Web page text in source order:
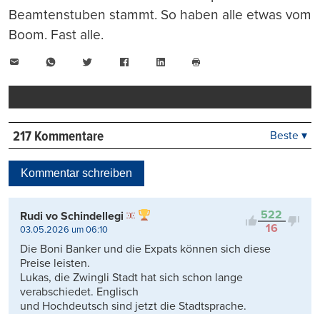
Beamtenstuben stammt. So haben alle etwas vom
Boom. Fast alle.
WhatsAppTwitter FacebookLinkedIn
drucken
217 Kommentare
Kontrovers
Beste ▾
Kommentar schreiben
522
16
Rudi vo Schindellegi
03.05.2026 um 06:10
Die Boni Banker und die Expats können sich diese
Preise leisten.
Lukas, die Zwingli Stadt hat sich schon lange
verabschiedet. Englisch
und Hochdeutsch sind jetzt die Stadtsprache.